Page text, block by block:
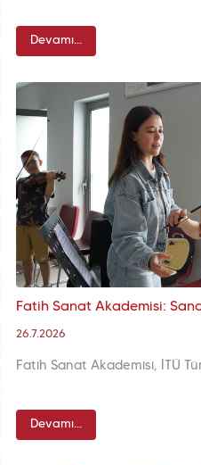
Devamı...
26.7.2026
Devamı...